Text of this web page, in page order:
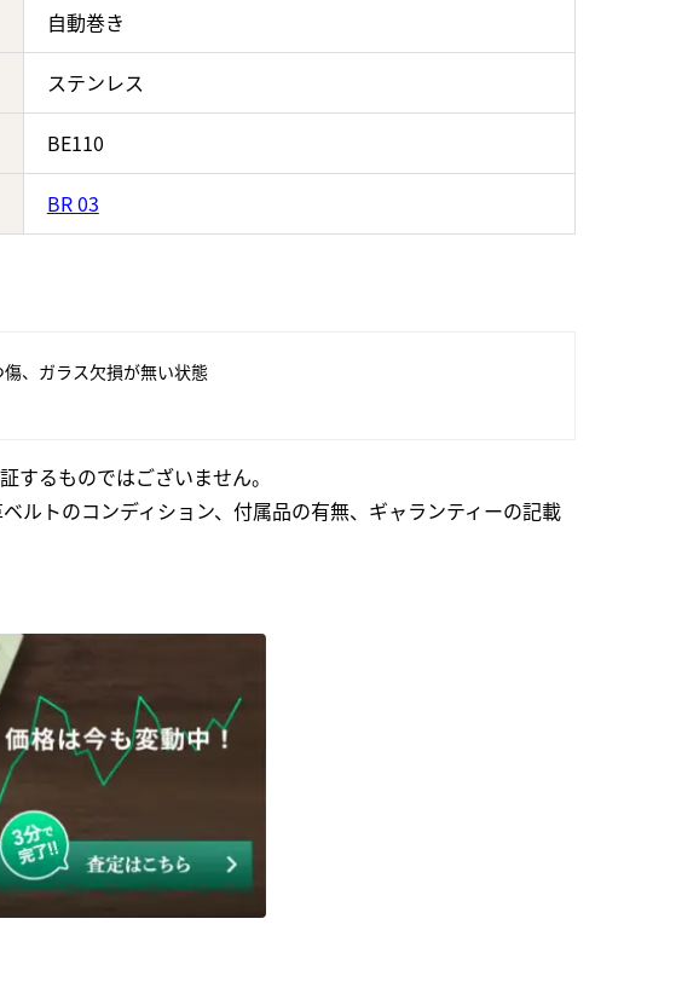
自動巻き
ステンレス
BE110
BR 03
、ガラス欠損が無い状態
するものではございません。
ルトのコンディション、付属品の有無、ギャランティーの記載